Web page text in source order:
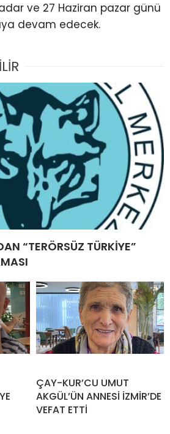
ve 27 Haziran pazar günü
devam edecek.
“TERÖRSÜZ TÜRKİYE”
ÇAY-KUR’CU UMUT
AKGÜL’ÜN ANNESİ İZMİR’DE
VEFAT ETTİ